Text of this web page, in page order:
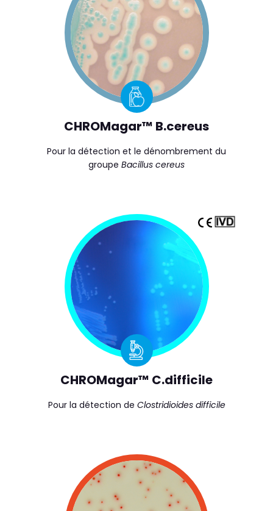
CHROMagar™ B.cereus
Pour la détection et le dénombrement du
groupe Bacillus cereus
CHROMagar™ C.difficile
Pour la détection de Clostridioides difficile